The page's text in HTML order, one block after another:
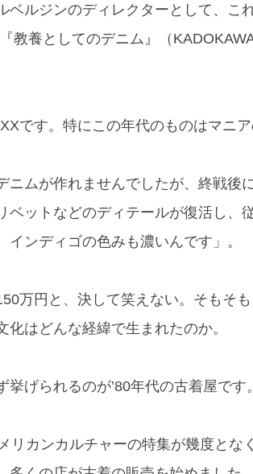
ベルジンのディレクターとして、こ
教養としてのデニム』（
です。特にこの年代のものはマニア
ニムが作れませんでしたが、終戦後
ベットなどのディテールが復活し、
ンディゴの色みも濃いんです」。
万円と、決して笑えない。そもそ
はどんな経緯で生まれたのか。
挙げられるのが’80年代の古着屋です。
リカンカルチャーの特集が幾度とな